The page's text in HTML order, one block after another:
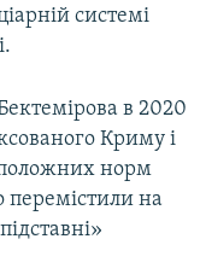
системі
в 2020
Криму і
норм
на